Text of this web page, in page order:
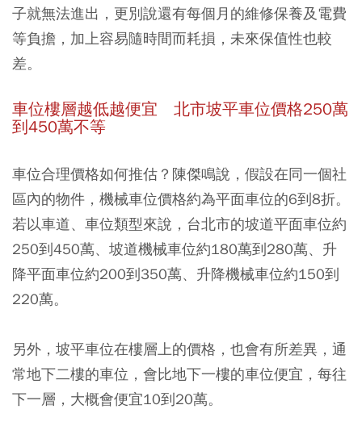
子就無法進出，更別說還有每個月的維修保養及電費
等負擔，加上容易隨時間而耗損，未來保值性也較
差。
車位樓層越低越便宜 北市坡平車位價格250萬
到450萬不等
車位合理價格如何推估？陳傑鳴說，假設在同一個社
區內的物件，機械車位價格約為平面車位的6到8折。
若以車道、車位類型來說，台北市的坡道平面車位約
250到450萬、坡道機械車位約180萬到280萬、升
降平面車位約200到350萬、升降機械車位約150到
220萬。
另外，坡平車位在樓層上的價格，也會有所差異，通
常地下二樓的車位，會比地下一樓的車位便宜，每往
下一層，大概會便宜10到20萬。